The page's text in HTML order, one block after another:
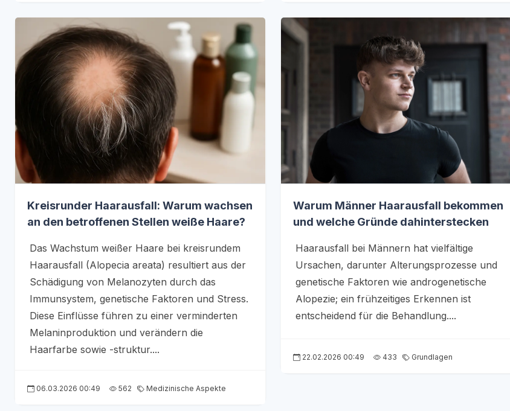
Kreisrunder Haarausfall: Warum wachsen
an den betroffenen Stellen weiße Haare?
Das Wachstum weißer Haare bei kreisrundem
Haarausfall (Alopecia areata) resultiert aus der
Schädigung von Melanozyten durch das
Immunsystem, genetische Faktoren und Stress.
Diese Einflüsse führen zu einer verminderten
Melaninproduktion und verändern die
Haarfarbe sowie -struktur....
06.03.2026 00:49 562 Medizinische Aspekte
Warum Männer Haarausfall bekommen
und welche Gründe dahinterstecken
Haarausfall bei Männern hat vielfältige
Ursachen, darunter Alterungsprozesse und
genetische Faktoren wie androgenetische
Alopezie; ein frühzeitiges Erkennen ist
entscheidend für die Behandlung....
22.02.2026 00:49 433 Grundlagen